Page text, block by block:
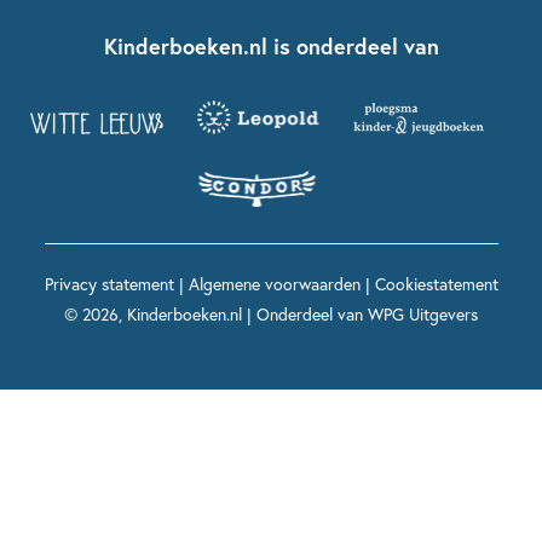
Kinderboeken diversiteit
Grappige kinderboeken
Spannende kinderboeken
Boekentips 12+ jaar
Voor volwassenen
Spekkie en Sproet
Maxi & Helium
Voor het onderwijs
Kinderboeken.nl is onderdeel van
Privacy statement| Algemene voorwaarden| Cookiestatement
© 2026, Kinderboeken.nl | Onderdeel van WPG Uitgevers